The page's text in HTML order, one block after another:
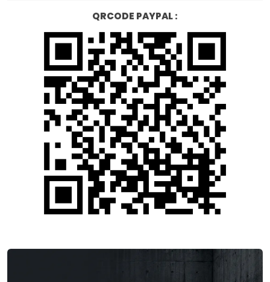
QRCODE PAYPAL :